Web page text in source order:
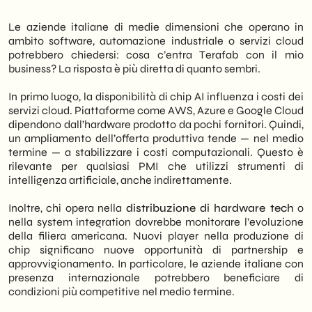
Le aziende italiane di medie dimensioni che operano in
ambito software, automazione industriale o servizi cloud
potrebbero chiedersi: cosa c’entra Terafab con il mio
business? La risposta è più diretta di quanto sembri.
In primo luogo, la disponibilità di chip AI influenza i costi dei
servizi cloud. Piattaforme come AWS, Azure e Google Cloud
dipendono dall’hardware prodotto da pochi fornitori. Quindi,
un ampliamento dell’offerta produttiva tende — nel medio
termine — a stabilizzare i costi computazionali. Questo è
rilevante per qualsiasi PMI che utilizzi strumenti di
intelligenza artificiale, anche indirettamente.
Inoltre, chi opera nella distribuzione di hardware tech o
nella system integration dovrebbe monitorare l’evoluzione
della filiera americana. Nuovi player nella produzione di
chip significano nuove opportunità di partnership e
approvvigionamento. In particolare, le aziende italiane con
presenza internazionale potrebbero beneficiare di
condizioni più competitive nel medio termine.